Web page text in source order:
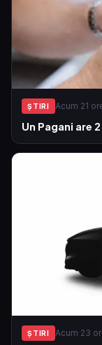
ŞTIRI Acum 21
Un Pagani are
ŞTIRI Acum 23